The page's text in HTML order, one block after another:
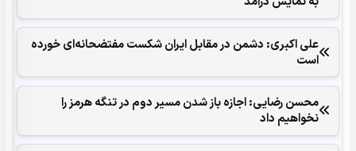
علی اکبری: دشمن در مقابل ایران شکست مفتضحانه‌ای خورده
است
محسن رضایی: اجازه باز شدن مسیر دوم در تنگه هرمز را
نخواهیم داد